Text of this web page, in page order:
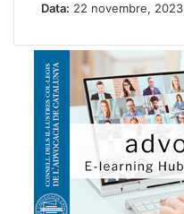
Data: 22 novembre, 2023